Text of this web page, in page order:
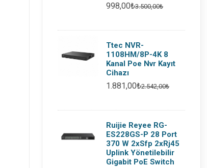
998,00₺3.500,00₺
Ttec NVR-
1108HM/8P-4K 8
Kanal Poe Nvr Kayıt
Cihazı
1.881,00₺2.542,00₺
Ruijie Reyee RG-
ES228GS-P 28 Port
370 W 2xSfp 2xRj45
Uplink Yönetilebilir
Gigabit PoE Switch